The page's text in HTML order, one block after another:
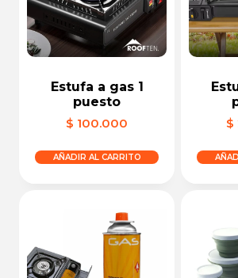
Estufa a gas 1
puesto
$ 100.000
AÑADIR AL CARRITO
$